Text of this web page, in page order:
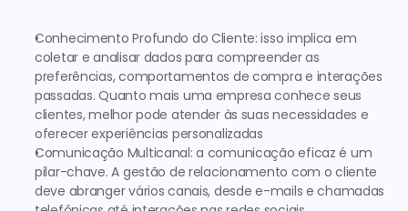
Conhecimento Profundo do Cliente: isso implica em
coletar e analisar dados para compreender as
preferências, comportamentos de compra e interações
passadas. Quanto mais uma empresa conhece seus
clientes, melhor pode atender às suas necessidades e
oferecer experiências personalizadas
Comunicação Multicanal: a comunicação eficaz é um
pilar-chave. A gestão de relacionamento com o cliente
deve abranger vários canais, desde e-mails e chamadas